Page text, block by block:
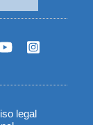
legal